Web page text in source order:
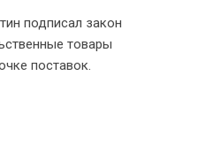
подписал закон
товары
поставок.